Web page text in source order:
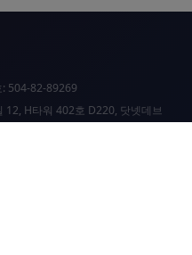
504-82-89269
12, H타워 402호 D220, 닷넷데브